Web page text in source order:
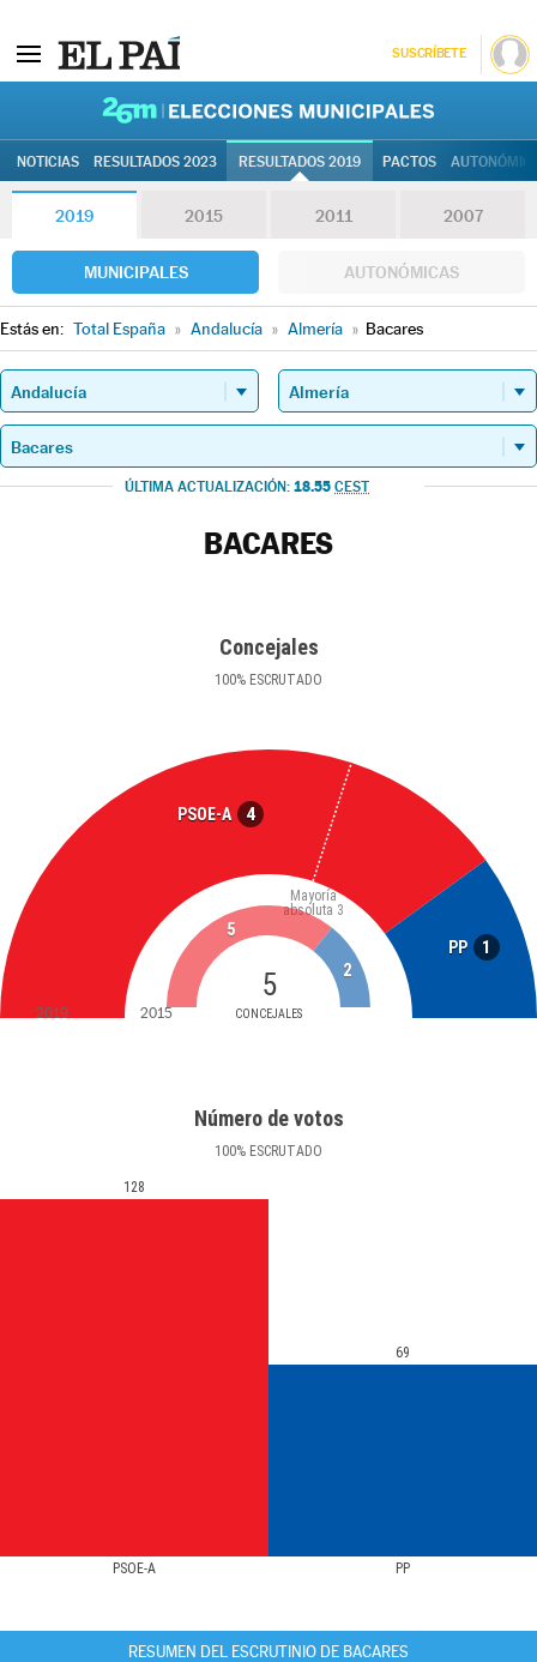
SUSCRÍBETE
NOTICIAS RESULTADOS 2023 RESULTADOS 2019 PACTOS
2019 2015 2011 2007
MUNICIPALES AUTONÓMICAS
Estás en: Total España » Andalucía » Almería » Bacares
ÚLTIMA ACTUALIZACIÓN: 18.55 CEST
BACARES
Concejales
100% ESCRUTADO
PSOE-A 4
PP 1
5
CONCEJALES
Mayoría
absoluta 3
5
2
2019 2015
Número de votos
100% ESCRUTADO
PSOE-A PP
128
69
RESUMEN DEL ESCRUTINIO DE BACARES